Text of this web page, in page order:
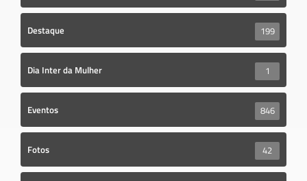
Destaque 199
Dia Inter da Mulher 1
Eventos 846
Fotos 42